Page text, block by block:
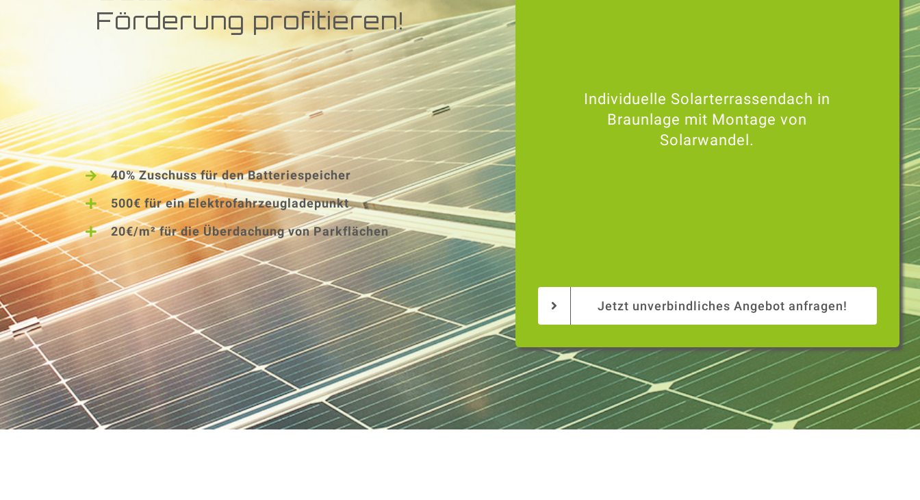
Förderung profitieren!
40% Zuschuss für den Batteriespeicher
500€ für ein Elektrofahrzeugladepunkt
20€/m² für die Überdachung von Parkflächen
Individuelle Solarterrassendach in
Braunlage mit Montage von
Solarwandel.
Jetzt unverbindliches Angebot anfragen!